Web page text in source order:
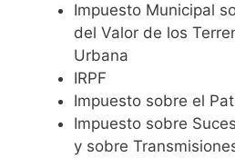
Impuesto Municipal
del Valor de los
Urbana
IRPF
Impuesto sobre el
Impuesto sobre
y sobre